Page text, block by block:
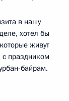
в нашу
хотел бы
живут
с праздником
байрам.